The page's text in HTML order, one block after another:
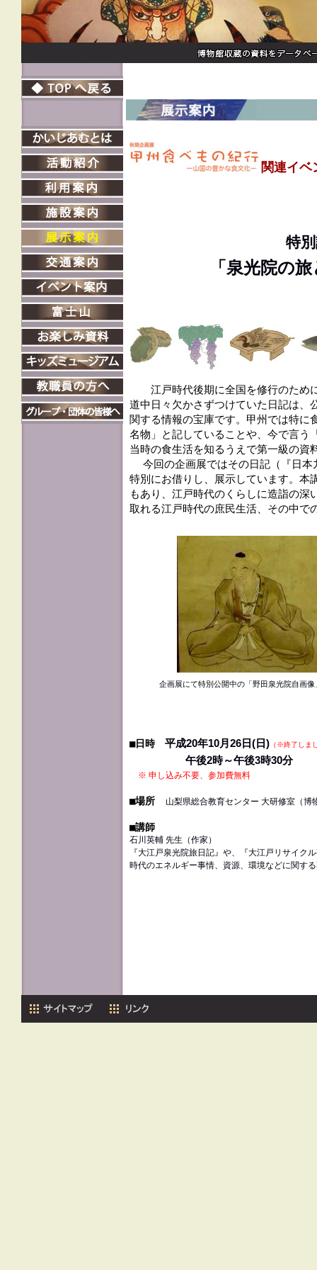
関連イベ
特
「泉光院の
江戸時代後期に全国を修行のため
道中日々欠かさずつけていた日記は、
関する情報の宝庫です。甲州では特に
名物」と記していることや、今で言う
当時の食生活を知るうえで第一級の資
今回の企画展ではその日記（『日本
特別にお借りし、展示しています。本
もあり、江戸時代のくらしに造詣の深
取れる江戸時代の庶民生活、その中で
企画展にて特別公開中の「野田泉光院自画
■日時 平成20年10月26日(日) （※終了しま
午後2時～午後3時30分
※ 申し込み不要、参加費無料
■場所 山梨県総合教育センター 大研修室（博
■講師
石川英輔 先生（作家）
『大江戸泉光院旅日記』や、『大江戸リサイク
時代のエネルギー事情、資源、環境などに関す